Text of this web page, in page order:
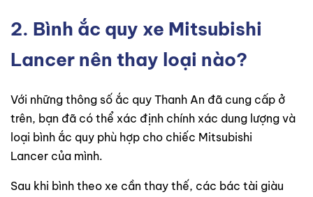
2. Bình ắc quy xe Mitsubishi
Lancer nên thay loại nào?
Với những thông số ắc quy Thanh An đã cung cấp ở
trên, bạn đã có thể xác định chính xác dung lượng và
loại bình ắc quy phù hợp cho chiếc Mitsubishi
Lancer của mình.
Sau khi bình theo xe cần thay thế, các bác tài giàu